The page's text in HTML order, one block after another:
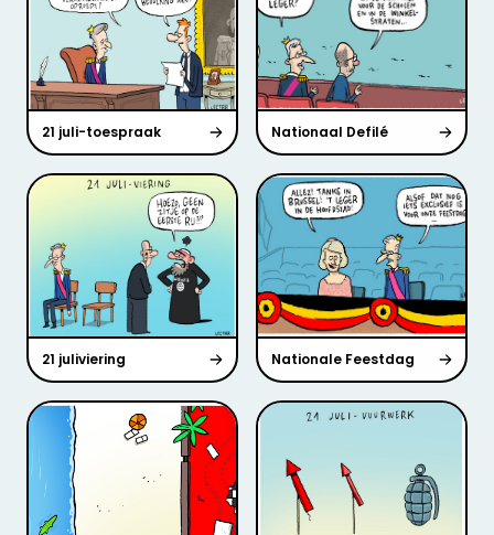
21 juli-toespraak Nationaal Defilé
21 juliviering Nationale Feestdag